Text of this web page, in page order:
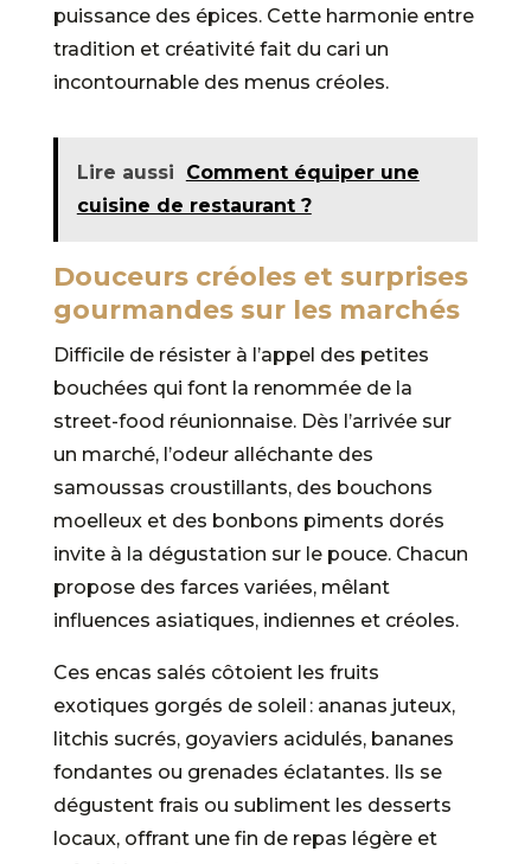
puissance des épices. Cette harmonie entre
tradition et créativité fait du cari un
incontournable des menus créoles.
Lire aussi
Comment équiper une
cuisine de restaurant ?
Douceurs créoles et surprises
gourmandes sur les marchés
Difficile de résister à l’appel des petites
bouchées qui font la renommée de la
street-food réunionnaise. Dès l’arrivée sur
un marché, l’odeur alléchante des
samoussas croustillants, des bouchons
moelleux et des bonbons piments dorés
invite à la dégustation sur le pouce. Chacun
propose des farces variées, mêlant
influences asiatiques, indiennes et créoles.
Ces encas salés côtoient les fruits
exotiques gorgés de soleil : ananas juteux,
litchis sucrés, goyaviers acidulés, bananes
fondantes ou grenades éclatantes. Ils se
dégustent frais ou subliment les desserts
locaux, offrant une fin de repas légère et